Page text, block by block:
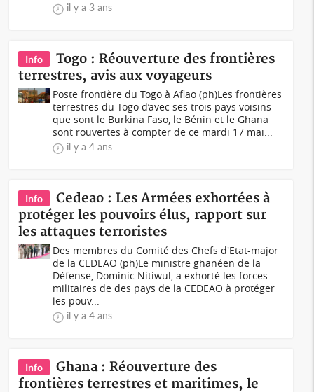
il y a 3 ans
Info
Togo : Réouverture des frontières
terrestres, avis aux voyageurs
Poste frontière du Togo à Aflao (ph)Les frontières
terrestres du Togo d’avec ses trois pays voisins
que sont le Burkina Faso, le Bénin et le Ghana
sont rouvertes à compter de ce mardi 17 mai...
il y a 4 ans
Info
Cedeao : Les Armées exhortées à
protéger les pouvoirs élus, rapport sur
les attaques terroristes
Des membres du Comité des Chefs d'Etat-major
de la CEDEAO (ph)Le ministre ghanéen de la
Défense, Dominic Nitiwul, a exhorté les forces
militaires de des pays de la CEDEAO à protéger
les pouv...
il y a 4 ans
Info
Ghana : Réouverture des
frontières terrestres et maritimes, le